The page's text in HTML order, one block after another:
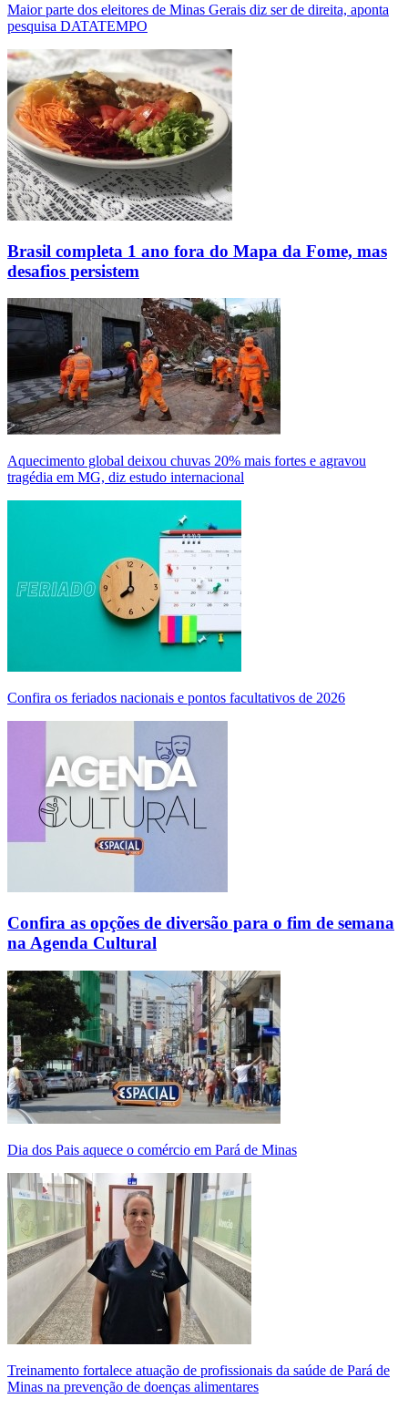
Maior parte dos eleitores de Minas Gerais diz ser de direita, aponta
pesquisa DATATEMPO
Brasil completa 1 ano fora do Mapa da Fome, mas
desafios persistem
Aquecimento global deixou chuvas 20% mais fortes e agravou
tragédia em MG, diz estudo internacional
Confira os feriados nacionais e pontos facultativos de 2026
Confira as opções de diversão para o fim de semana
na Agenda Cultural
Dia dos Pais aquece o comércio em Pará de Minas
Treinamento fortalece atuação de profissionais da saúde de Pará de
Minas na prevenção de doenças alimentares